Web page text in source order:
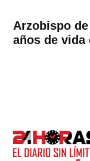
Arzobispo
años de vida